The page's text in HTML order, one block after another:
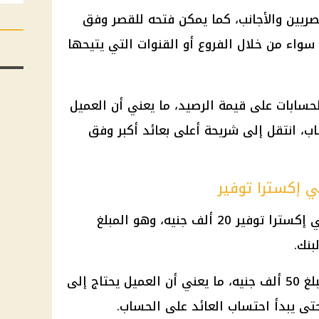
والأجانب، كما يمكن فتحه للقصر وفق
من خلال الفروع أو القنوات التي يتيحها
على قيمة الرصيد، ما يعني أن العميل
انتقل إلى شريحة أعلى بعائد أكبر وفق
إكسترا توفير
يبلغ الحد الأدنى لفتح حساب الأهلي إكسترا توفير 20 ألف جنيه، وهو المبلغ
أما الحد الأدنى لاحتساب العائد فيبلغ 50 ألف جنيه، ما يعني أن العميل يحتاج إلى
يبدأ احتساب العائد على الحساب.